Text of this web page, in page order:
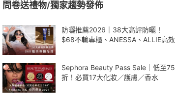
問卷送禮物/獨家趨勢發佈
防曬推薦2026｜38大高評防曬！
$68不輸專櫃、ANESSA、ALLIE高效
Sephora Beauty Pass Sale｜低至75
折！必買17大化妝／護膚／香水